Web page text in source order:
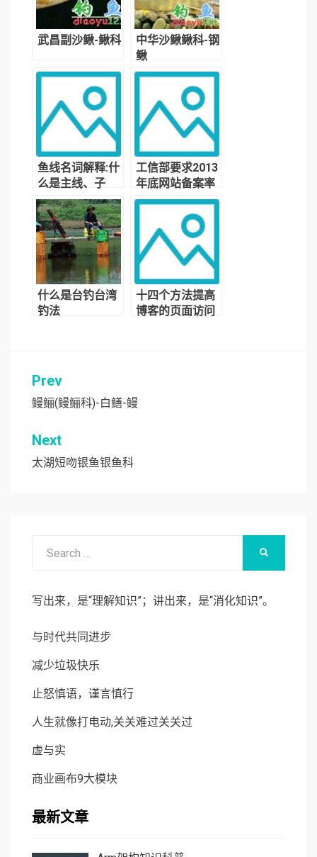
武昌副沙鳅-鳅科
中华沙鳅鳅科-钢
鳅
鱼线名词解释:什
么是主线、子
线、风线、水线
工信部要求2013
年底网站备案率
达99.5%
什么是台钓台湾
钓法
十四个方法提高
博客的页面访问
文
章
导
航
Prev
鳗鲡(鳗鲡科)-白鳝-鳗
Next
太湖短吻银鱼银鱼科
写出来，是“理解知识”；讲出来，是“消化知识”。
与时代共同进步
减少垃圾快乐
止怒慎语，谨言慎行
人生就像打电动,关关难过关关过
虚与实
商业画布9大模块
最新文章